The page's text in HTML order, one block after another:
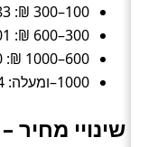
100–300 ₪: 583 הצעות (כ־25%).
300–600 ₪: 1,401 הצעות (כ־59%).
600–1000 ₪: 370 הצעות (כ־16%).
1000–ומעלה: 4 הצעות (כ־0%).
שינויי מחיר